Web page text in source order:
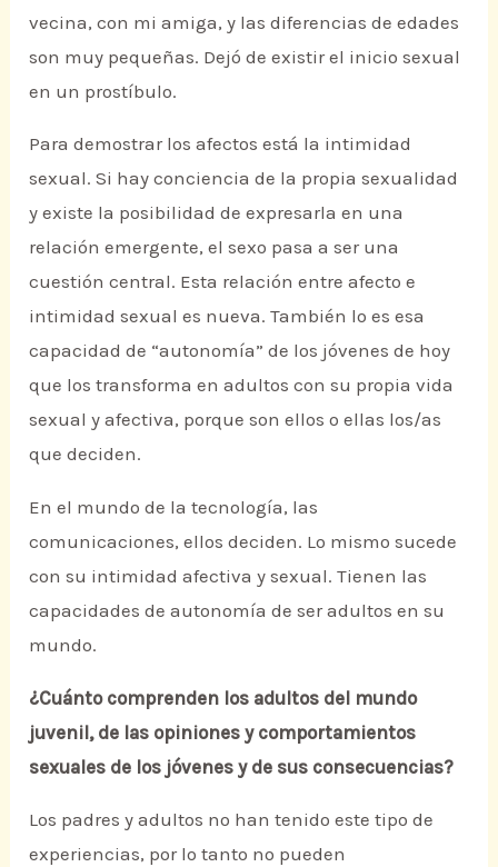
vecina, con mi amiga, y las diferencias de edades
son muy pequeñas. Dejó de existir el inicio sexual
en un prostíbulo.
Para demostrar los afectos está la intimidad
sexual. Si hay conciencia de la propia sexualidad
y existe la posibilidad de expresarla en una
relación emergente, el sexo pasa a ser una
cuestión central. Esta relación entre afecto e
intimidad sexual es nueva. También lo es esa
capacidad de “autonomía” de los jóvenes de hoy
que los transforma en adultos con su propia vida
sexual y afectiva, porque son ellos o ellas los/as
que deciden.
En el mundo de la tecnología, las
comunicaciones, ellos deciden. Lo mismo sucede
con su intimidad afectiva y sexual. Tienen las
capacidades de autonomía de ser adultos en su
mundo.
¿Cuánto comprenden los adultos del mundo
juvenil, de las opiniones y comportamientos
sexuales de los jóvenes y de sus consecuencias?
Los padres y adultos no han tenido este tipo de
experiencias, por lo tanto no pueden